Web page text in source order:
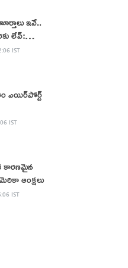
ఇవే..
లేవ్:
IST
ఎయిర్‌పోర్ట్
IST
కారణమైన
ఆంక్షలు
IST